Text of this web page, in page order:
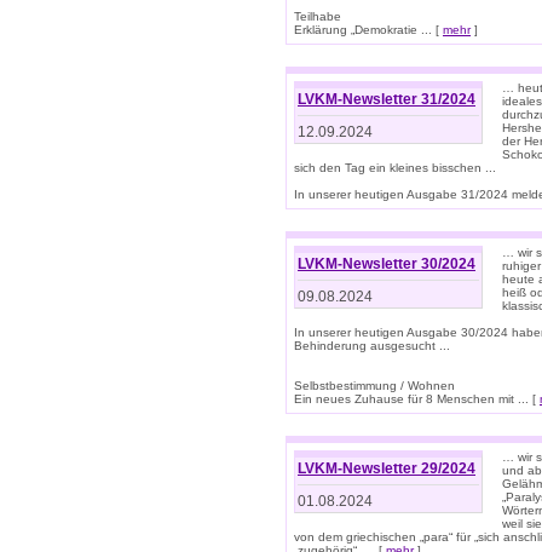
Teilhabe
Erklärung „Demokratie ... [ mehr]
LVKM-Newsletter 31/2024
12.09.2024
…
der
sich den Tag ein kleines bisschen ...
In unserer heutigen Ausgabe 31/2024
LVKM-Newsletter 30/2024
09.08.2024
… wir
heute
heiß
In unserer heutigen Ausgabe 30/2024
Behinderung ausgesucht ...
Selbstbestimmung / Wohnen
Ein neues Zuhause für 8 Menschen mit ... [
LVKM-Newsletter 29/2024
01.08.2024
… wir
und
weil
von dem griechischen „para“ für „sich